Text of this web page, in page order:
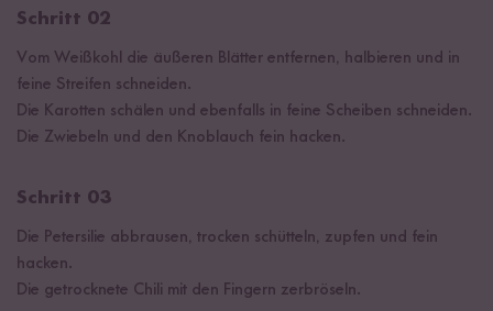
Schritt 02
Vom Weißkohl die äußeren Blätter entfernen, halbieren und in
feine Streifen schneiden.
Die Karotten schälen und ebenfalls in feine Scheiben schneiden.
Die Zwiebeln und den Knoblauch fein hacken.
Schritt 03
Die Petersilie abbrausen, trocken schütteln, zupfen und fein
hacken.
Die getrocknete Chili mit den Fingern zerbröseln.